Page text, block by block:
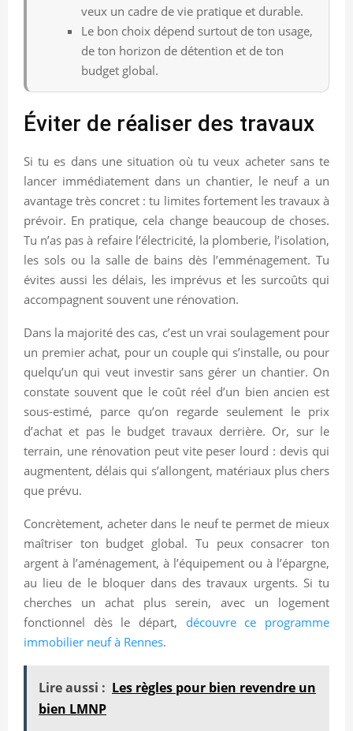
veux un cadre de vie pratique et durable.
Le bon choix dépend surtout de ton usage,
de ton horizon de détention et de ton
budget global.
Éviter de réaliser des travaux
Si tu es dans une situation où tu veux acheter sans te
lancer immédiatement dans un chantier, le neuf a un
avantage très concret : tu limites fortement les travaux à
prévoir. En pratique, cela change beaucoup de choses.
Tu n’as pas à refaire l’électricité, la plomberie, l’isolation,
les sols ou la salle de bains dès l’emménagement. Tu
évites aussi les délais, les imprévus et les surcoûts qui
accompagnent souvent une rénovation.
Dans la majorité des cas, c’est un vrai soulagement pour
un premier achat, pour un couple qui s’installe, ou pour
quelqu’un qui veut investir sans gérer un chantier. On
constate souvent que le coût réel d’un bien ancien est
sous-estimé, parce qu’on regarde seulement le prix
d’achat et pas le budget travaux derrière. Or, sur le
terrain, une rénovation peut vite peser lourd : devis qui
augmentent, délais qui s’allongent, matériaux plus chers
que prévu.
Concrètement, acheter dans le neuf te permet de mieux
maîtriser ton budget global. Tu peux consacrer ton
argent à l’aménagement, à l’équipement ou à l’épargne,
au lieu de le bloquer dans des travaux urgents. Si tu
cherches un achat plus serein, avec un logement
fonctionnel dès le départ, découvre ce programme
immobilier neuf à Rennes.
Lire aussi : Les règles pour bien revendre un
bien LMNP